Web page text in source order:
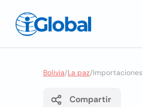
Bolivia/La paz/
Compartir